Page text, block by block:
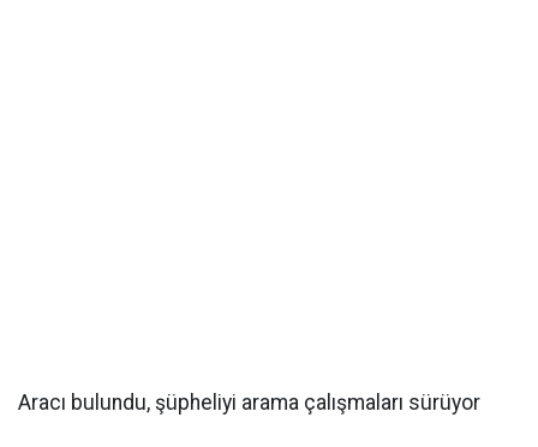
Aracı bulundu, şüpheliyi arama çalışmaları sürüyor